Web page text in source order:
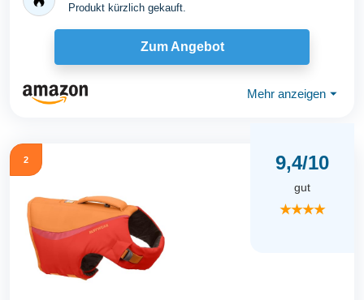
Produkt kürzlich gekauft.
Zum Angebot
Mehr anzeigen ⏷
2 9,4/10
gut
★★★★